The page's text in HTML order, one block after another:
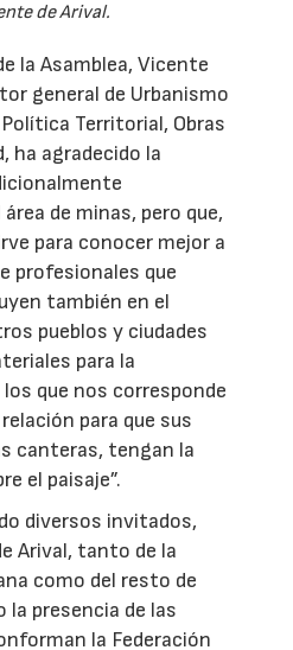
de Arival.
la Asamblea, Vicente
general de Urbanismo
Territorial, Obras
ha agradecido la
de minas, pero que,
para conocer mejor a
profesionales que
también en el
pueblos y ciudades
para la
que nos corresponde
para que sus
canteras, tengan la
el paisaje”.
diversos invitados,
Arival, tanto de la
como del resto de
la presencia de las
la Federación